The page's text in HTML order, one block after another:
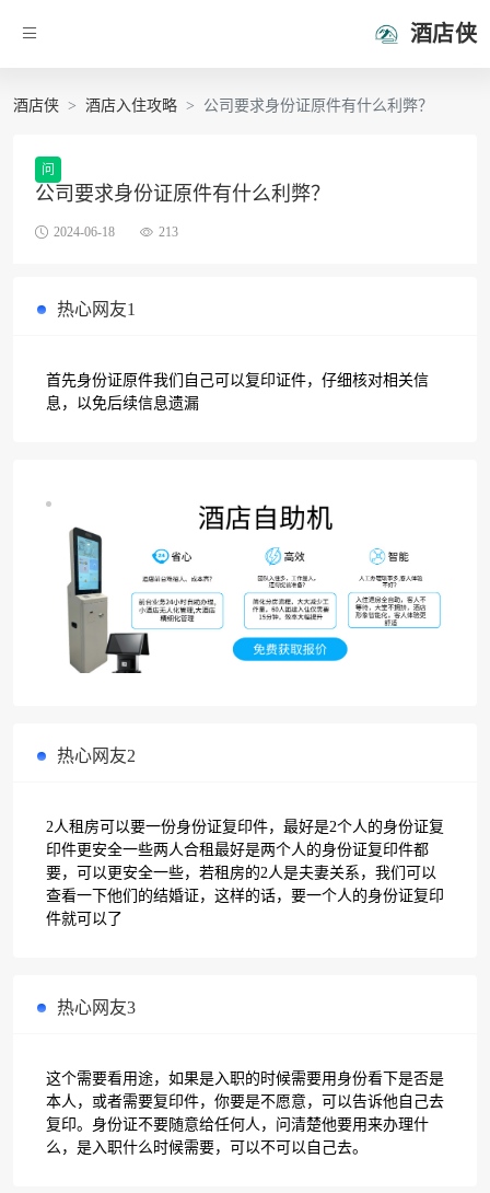
酒店侠
酒店侠 酒店入住攻略 公司要求身份证原件有什么利弊？
问
公司要求身份证原件有什么利弊？
2024-06-18 213
热心网友1
首先身份证原件我们自己可以复印证件，仔细核对相关信
息，以免后续信息遗漏
热心网友2
2人租房可以要一份身份证复印件，最好是2个人的身份证复
印件更安全一些两人合租最好是两个人的身份证复印件都
要，可以更安全一些，若租房的2人是夫妻关系，我们可以
查看一下他们的结婚证，这样的话，要一个人的身份证复印
件就可以了
热心网友3
这个需要看用途，如果是入职的时候需要用身份看下是否是
本人，或者需要复印件，你要是不愿意，可以告诉他自己去
复印。身份证不要随意给任何人，问清楚他要用来办理什
么，是入职什么时候需要，可以不可以自己去。